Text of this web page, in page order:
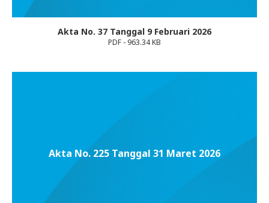
Akta No. 37 Tanggal 9 Februari 2026
PDF - 963.34 KB
Akta No. 225 Tanggal 31 Maret 2026